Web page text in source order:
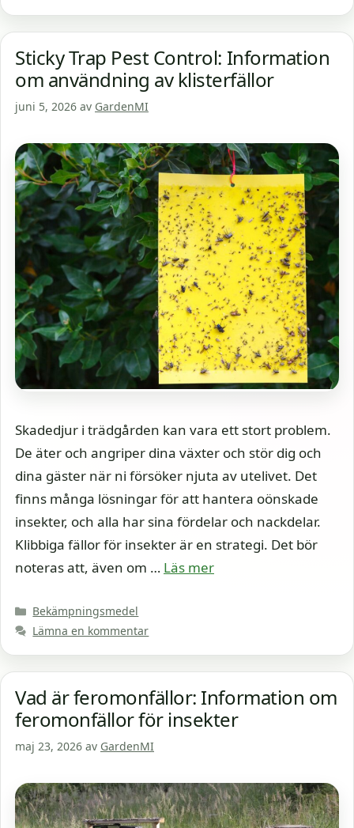
Sticky Trap Pest Control: Information
om användning av klisterfällor
juni 5, 2026 av GardenMI
Skadedjur i trädgården kan vara ett stort problem.
De äter och angriper dina växter och stör dig och
dina gäster när ni försöker njuta av utelivet. Det
finns många lösningar för att hantera oönskade
insekter, och alla har sina fördelar och nackdelar.
Klibbiga fällor för insekter är en strategi. Det bör
noteras att, även om … Läs mer
Kategorier
Bekämpningsmedel
Lämna en kommentar
Vad är feromonfällor: Information om
feromonfällor för insekter
maj 23, 2026 av GardenMI